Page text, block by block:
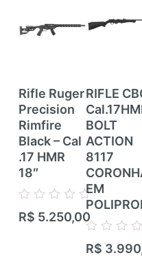
Rifle Ruger
Precision
Rimfire
Black – Cal
.17 HMR
18″
Avaliação
0
R$ 5.250,00
RIFLE
BOLT
ACTION
8117
EM
Avaliação
0
R$